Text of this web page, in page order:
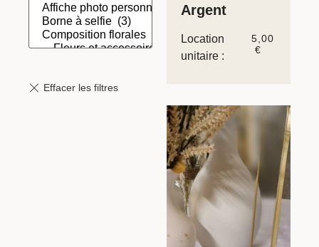
Argent
Location
unitaire :
5,00
€